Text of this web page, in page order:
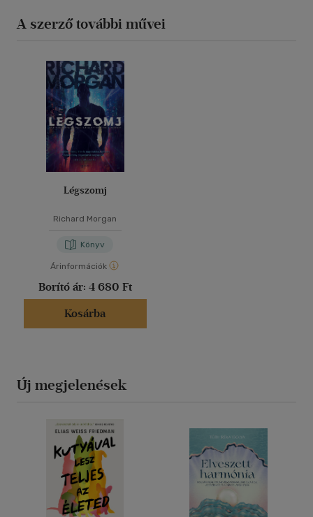
A szerző további művei
Légszomj
Richard Morgan
Könyv
Árinformációk
Borító ár: 4 680 Ft
Kosárba
Új megjelenések